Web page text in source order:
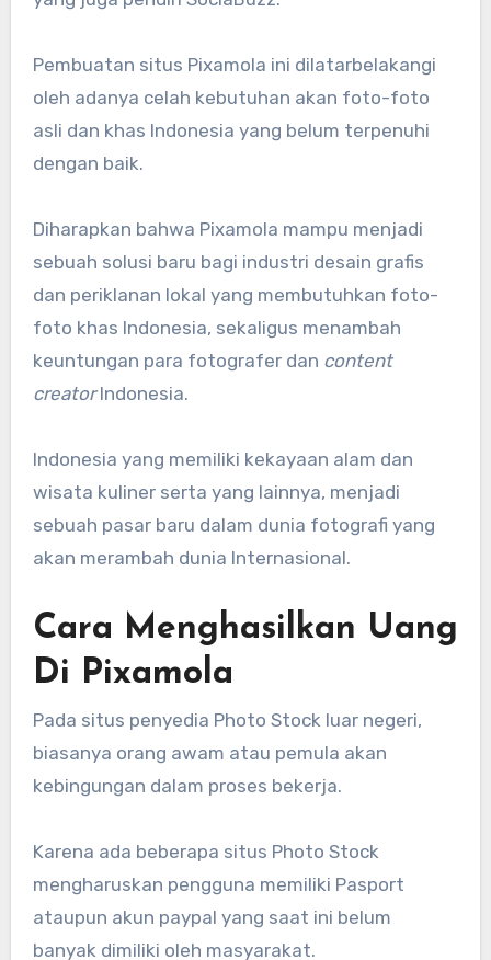
Pembuatan situs Pixamola ini dilatarbelakangi
oleh adanya celah kebutuhan akan foto-foto
asli dan khas Indonesia yang belum terpenuhi
dengan baik.
Diharapkan bahwa Pixamola mampu menjadi
sebuah solusi baru bagi industri desain grafis
dan periklanan lokal yang membutuhkan foto-
foto khas Indonesia, sekaligus menambah
keuntungan para fotografer dan content
creatorIndonesia.
Indonesia yang memiliki kekayaan alam dan
wisata kuliner serta yang lainnya, menjadi
sebuah pasar baru dalam dunia fotografi yang
akan merambah dunia Internasional.
Cara Menghasilkan Uang
Di Pixamola
Pada situs penyedia Photo Stock luar negeri,
biasanya orang awam atau pemula akan
kebingungan dalam proses bekerja.
Karena ada beberapa situs Photo Stock
mengharuskan pengguna memiliki Pasport
ataupun akun paypal yang saat ini belum
banyak dimiliki oleh masyarakat.